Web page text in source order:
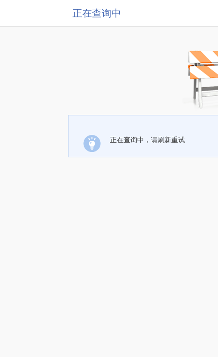
正在查询中
正在查询中，请刷新重试